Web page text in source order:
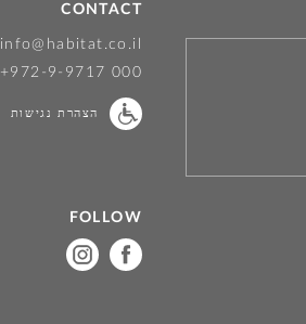
CONTACT
info@habitat.co.il
+972-9-9717 000
הצהרת נגישות
FOLLOW
on
on